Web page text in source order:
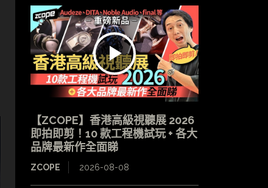
【ZCOPE】香港高級視聽展 2026
即拍即剪！10 款工程機試玩 + 各大
品牌最新作全面睇
ZCOPE 2026-08-08